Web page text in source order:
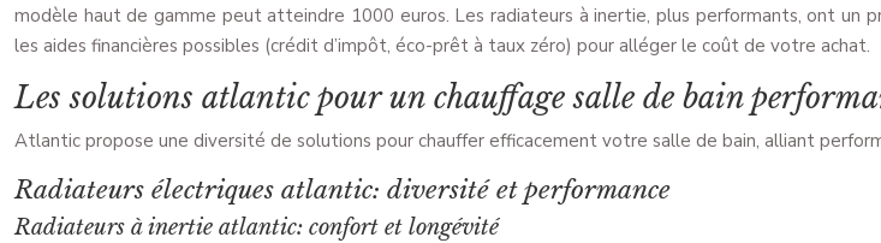
modèle haut de gamme peut atteindre 1000 euros. Les radiateurs à inertie, plus performants, ont un
les aides financières possibles (crédit d’impôt, éco-prêt à taux zéro) pour alléger le coût de votre achat.
Les solutions atlantic pour un chauffage salle de bain
Atlantic propose une diversité de solutions pour chauffer efficacement votre salle de bain, alliant
Radiateurs électriques atlantic: diversité et performance
Radiateurs à inertie atlantic: confort et longévité